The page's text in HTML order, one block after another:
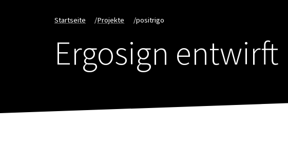
Startseite /Projekte /positrigo
Ergosign entwirft